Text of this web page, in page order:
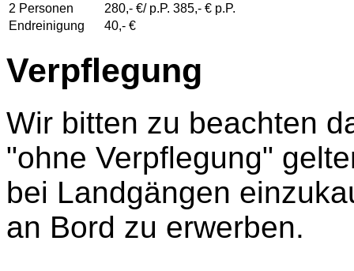
2 Personen
280,- €/ p.P. 385,- € p.P.
Endreinigung
40,- €
Verpflegung
Wir bitten zu beachten
"ohne Verpflegung"
bei Landgängen
an Bord zu erwerben.